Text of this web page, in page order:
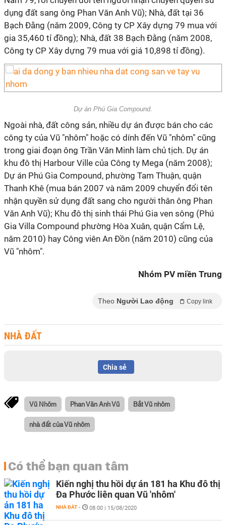
dụng đất sang ông Phan Văn Anh Vũ); Nhà, đất tại 36
Bạch Đằng (năm 2009, Công ty CP Xây dựng 79 mua với
gia 35,460 tỉ đồng); Nhà, đất 38 Bạch Đằng (năm 2008,
Công ty CP Xây dựng 79 mua với giá 10,898 tỉ đồng).
Dự án Phú Gia Compound.
Ngoài nhà, đất công sản, nhiều dự án được bán cho các
công ty của Vũ "nhôm" hoặc có dính đến Vũ "nhôm" cũng
trong giai đoạn ông Trần Văn Minh làm chủ tịch. Dự án
khu đô thị Harbour Ville của Công ty Mega (năm 2008);
Dự án Phú Gia Compound, phường Tam Thuận, quận
Thanh Khê (mua bán 2007 và năm 2009 chuyển đổi tên
nhận quyền sử dụng đất sang cho người thân ông Phan
Văn Anh Vũ); Khu đô thị sinh thái Phú Gia ven sông (Phú
Gia Villa Compound phường Hòa Xuân, quận Cẩm Lệ,
năm 2010) hay Công viên An Đồn (năm 2010) cũng của
Vũ "nhôm".
Nhóm PV miền Trung
Theo Người Lao động Copy link
NHÀ ĐẤT
Chia sẻ
Vũ Nhôm Phan Văn Anh Vũ Bắt Vũ nhôm
nhà đất của Vũ nhôm
Có thể bạn quan tâm
Kiến nghị thu hồi dự án 181 ha Khu đô thị
Đa Phước liên quan Vũ 'nhôm'
NHÀ ĐẤT - 08:00 | 15/08/2020